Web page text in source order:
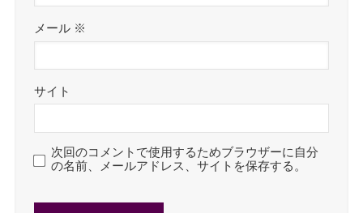
メール ※
サイト
次回のコメントで使用するためブラウザーに自分
の名前、メールアドレス、サイトを保存する。